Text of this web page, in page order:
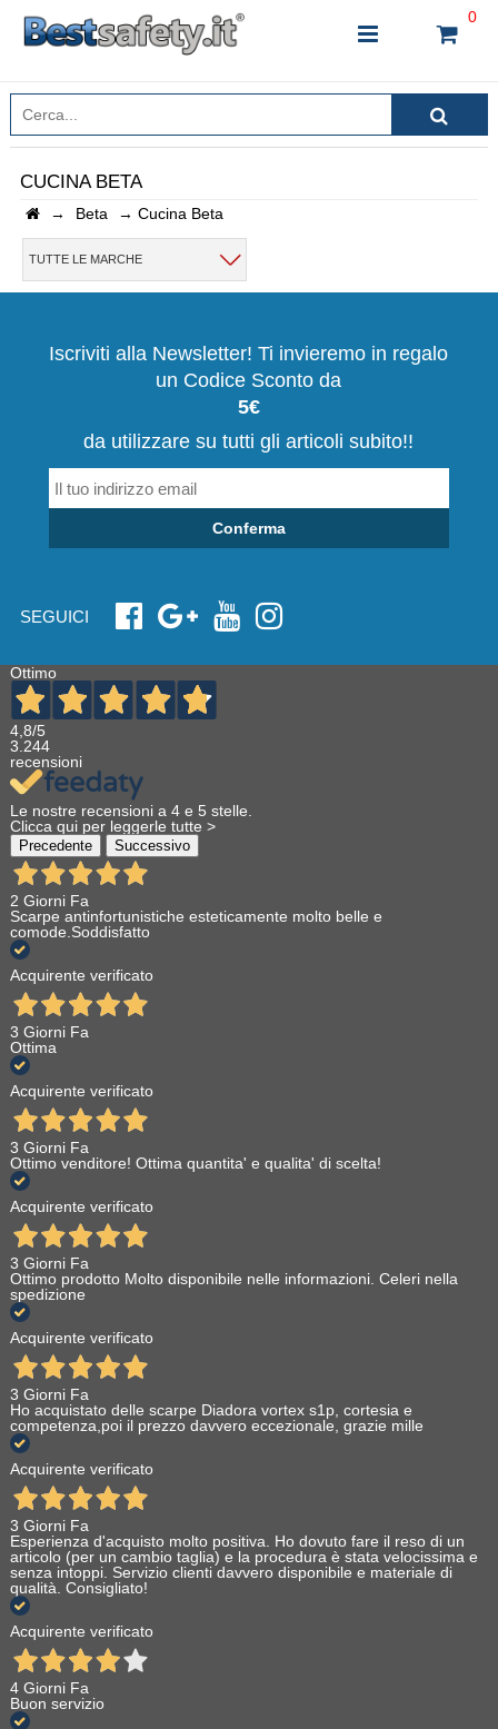
0
INSERISCI IL NOME DEL PRODOTTO CHE STAI
CERCANDO
CHIUDI RICERCA
CUCINA BETA
→ Beta → Cucina Beta
TUTTE LE MARCHE
Iscriviti alla Newsletter! Ti invieremo in regalo
un Codice Sconto da
5€
da utilizzare su tutti gli articoli subito!!
Conferma
SEGUICI
Ottimo
4,8/5
3.244
recensioni
Le nostre recensioni a 4 e 5 stelle.
Clicca qui per leggerle tutte >
Precedente Successivo
2 Giorni Fa
Scarpe antinfortunistiche esteticamente molto belle e
comode.Soddisfatto
Acquirente verificato
3 Giorni Fa
Ottima
Acquirente verificato
3 Giorni Fa
Ottimo venditore! Ottima quantita' e qualita' di scelta!
Acquirente verificato
3 Giorni Fa
Ottimo prodotto Molto disponibile nelle informazioni. Celeri nella
spedizione
Acquirente verificato
3 Giorni Fa
Ho acquistato delle scarpe Diadora vortex s1p, cortesia e
competenza,poi il prezzo davvero eccezionale, grazie mille
Acquirente verificato
3 Giorni Fa
Esperienza d'acquisto molto positiva. Ho dovuto fare il reso di un
articolo (per un cambio taglia) e la procedura è stata velocissima e
senza intoppi. Servizio clienti davvero disponibile e materiale di
qualità. Consigliato!
Acquirente verificato
4 Giorni Fa
Buon servizio